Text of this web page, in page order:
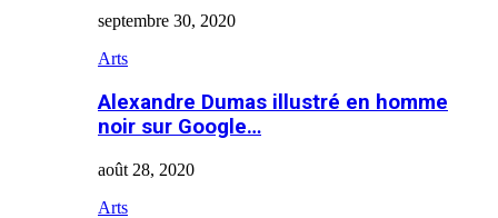
septembre 30, 2020
Arts
Alexandre Dumas illustré en homme
noir sur Google…
août 28, 2020
Arts